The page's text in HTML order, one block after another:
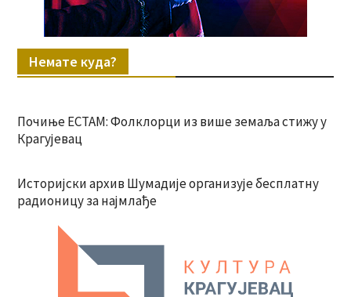
Немате куда?
Почиње ЕСТАМ: Фолклорци из више земаља стижу у
Крагујевац
Историјски архив Шумадије организује бесплатну
радионицу за најмлађе